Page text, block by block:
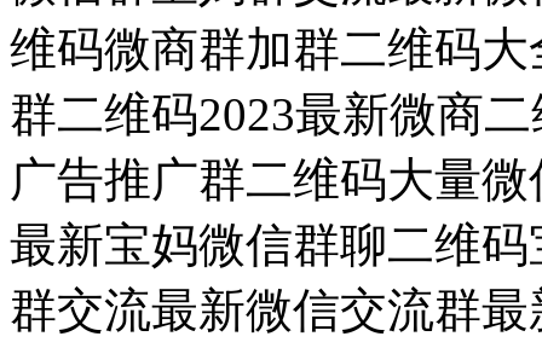
维码微商群加群二维码
群二维码2023最新微商
广告推广群二维码大量
最新宝妈微信群聊二维
群交流最新微信交流群